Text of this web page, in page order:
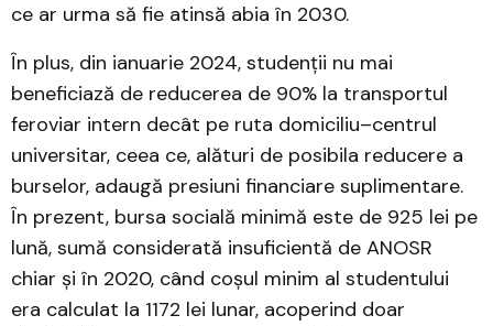
ce ar urma să fie atinsă abia în 2030.
În plus, din ianuarie 2024, studenții nu mai
beneficiază de reducerea de 90% la transportul
feroviar intern decât pe ruta domiciliu–centrul
universitar, ceea ce, alături de posibila reducere a
burselor, adaugă presiuni financiare suplimentare.
În prezent, bursa socială minimă este de 925 lei pe
lună, sumă considerată insuficientă de ANOSR
chiar și în 2020, când coșul minim al studentului
era calculat la 1172 lei lunar, acoperind doar